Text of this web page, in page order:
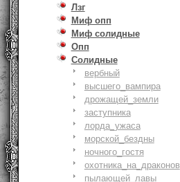
Лзг
Миф опп
Миф солидные
Опп
Солидные
вербный
высшего_вампира
дрожащей_земли
заступника
лорда_ужаса
морской_бездны
ночного_гостя
охотника_на_драконов
пылающей_лавы